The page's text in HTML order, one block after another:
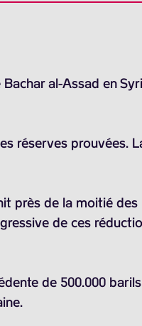
al-Assad en
réserves prouvées.
près de la moitié des
de ces
de 500.000 barils